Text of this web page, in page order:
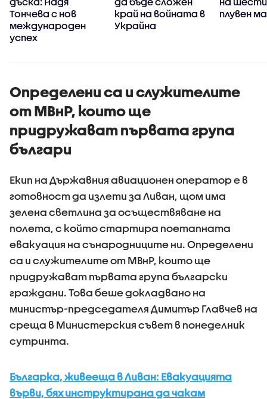
Тончева с нов
международен
успех
край на войната в
Украйна
плувен
Определени са и служителите
от МВнР, които ще
придружават първата група
българи
Екип на Държавния авиационен оператор е в
готовност да излети за Ливан, щом има
зелена светлина за осъществяване на
полета, с който стартира поетапната
евакуация на сънародниците ни. Определени
са и служителите от МВнР, които ще
придружават първата група български
граждани. Това беше докладвано на
министър-председателя Димитър Главчев на
среща в Министерския съвет в понеделник
сутринта.
Българка, живееща в Ливан: Евакуацията
върви, бях инструктирана да чакам